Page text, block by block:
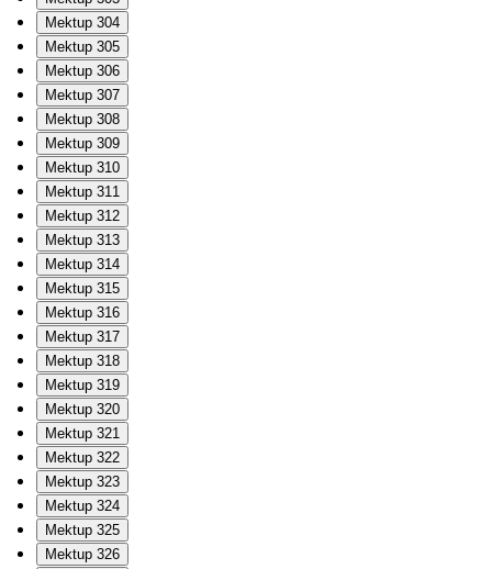
Mektup 304
Mektup 305
Mektup 306
Mektup 307
Mektup 308
Mektup 309
Mektup 310
Mektup 311
Mektup 312
Mektup 313
Mektup 314
Mektup 315
Mektup 316
Mektup 317
Mektup 318
Mektup 319
Mektup 320
Mektup 321
Mektup 322
Mektup 323
Mektup 324
Mektup 325
Mektup 326